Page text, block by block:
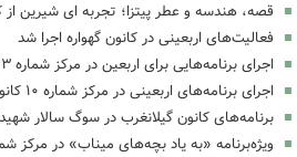
قصه، هندسه و عطر پیتزا؛ تجربه ای شیرین از
فعالیت‌های اربعینی در کانون گهواره اجرا شد
اجرای برنامه‌هایی برای اربعین در مرکز شماره ۳ کانون اسلام‌آباد غرب
اجرای برنامه‌های اربعینی در مرکز شماره ۱۰ کانون کرمانشاه
برنامه‌های کانون گیلانغرب در سوگ سالار
ویژه‌برنامه «به یاد بچه‌های میناب» در مرکز شماره ۱۱ کانون کرمانشاه